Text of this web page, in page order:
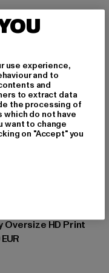
Oversize HD Print
24,99 EUR
use experience,
and to
and
to extract data
the processing of
which do not have
want to change
on "Accept" you